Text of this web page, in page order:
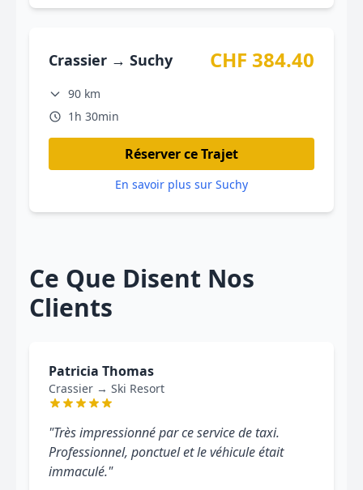
Crassier → Suchy CHF 384.40
90 km
1h 30min
Réserver ce Trajet
En savoir plus sur Suchy
Ce Que Disent Nos
Clients
Patricia Thomas
Crassier → Ski Resort
"Très impressionné par ce service de taxi.
Professionnel, ponctuel et le véhicule était
immaculé."